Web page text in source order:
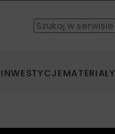
INWESTYCJEMATERIAŁY